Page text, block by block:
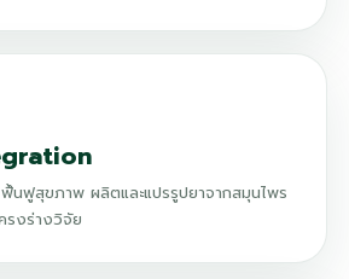
ฟูสุขภาพ ผลิตและแปรรูปยาจากสมุนไพร
รงร่างวิจัย